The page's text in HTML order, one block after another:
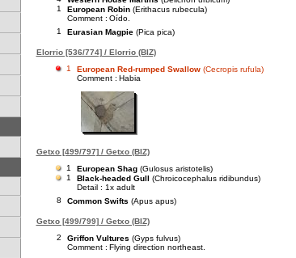
1
European Robin (Erithacus rubecula)
Comment : Oído.
1
Eurasian Magpie (Pica pica)
Elorrio [536/774] / Elorrio (BIZ)
1
European Red-rumped Swallow (Cecropis rufula)
Comment : Habia
Getxo [499/797] / Getxo (BIZ)
1
European Shag (Gulosus aristotelis)
1
Black-headed Gull (Chroicocephalus ridibundus)
Detail : 1x adult
8
Common Swifts (Apus apus)
Getxo [499/799] / Getxo (BIZ)
2
Griffon Vultures (Gyps fulvus)
Comment : Flying direction northeast.